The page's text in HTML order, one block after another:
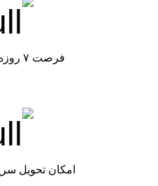
فرصت ۷ روزه بازگشت کالا
امکان تحویل